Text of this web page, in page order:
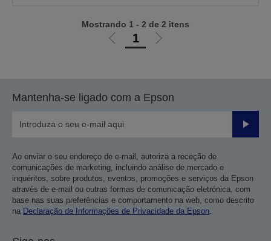
Ir
anterior
1
Ir
página
Mostrando 1 - 2 de 2 itens
Mantenha-se ligado com a Epson
Enviar
Ao enviar o seu endereço de e-mail, autoriza a receção de
comunicações de marketing, incluindo análise de mercado e
inquéritos, sobre produtos, eventos, promoções e serviços da Epson
através de e-mail ou outras formas de comunicação eletrónica, com
base nas suas preferências e comportamento na web, como descrito
na Declaração de Informações de Privacidade da Epson